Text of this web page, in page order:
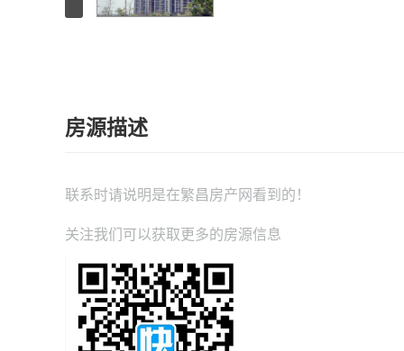
房源描述
联系时请说明是在繁昌房产网 看到的！
关注我们可以获取更多的房源信息